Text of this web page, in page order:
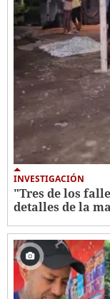
INVESTIGACIÓN
"Tres de los
detalles de la